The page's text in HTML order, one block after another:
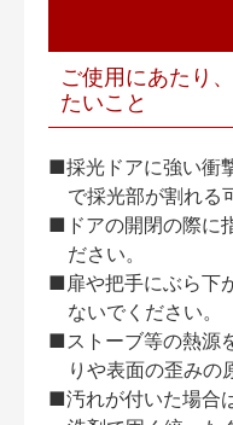
ご使用にあたり
たいこと
■採光ドアに強い衝
で採光部が割れる
■ドアの開閉の際に
ださい。
■扉や把手にぶら下
ないでください。
■ストーブ等の熱源
りや表面の歪みの
■汚れが付いた場合